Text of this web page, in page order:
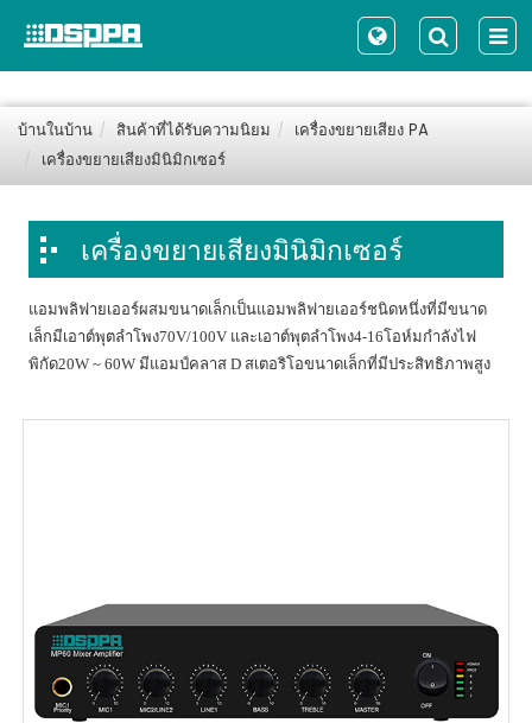
บ้านในบ้าน สินค้าที่ได้รับความนิยม
เครื่องขยายเสียง PA
เครื่องขยายเสียงมินิมิกเซอร์
เครื่องขยายเสียงมินิมิกเซอร์
แอมพลิฟายเออร์ผสมขนาดเล็กเป็นแอมพลิฟายเออร์ชนิดหนึ่งที่มีขนาด
เล็กมีเอาต์พุตลำโพง70V/100V และเอาต์พุตลำโพง4-16โอห์มกำลังไฟ
พิกัด20W ~ 60W มีแอมป์คลาส D สเตอริโอขนาดเล็กที่มีประสิทธิภาพสูง